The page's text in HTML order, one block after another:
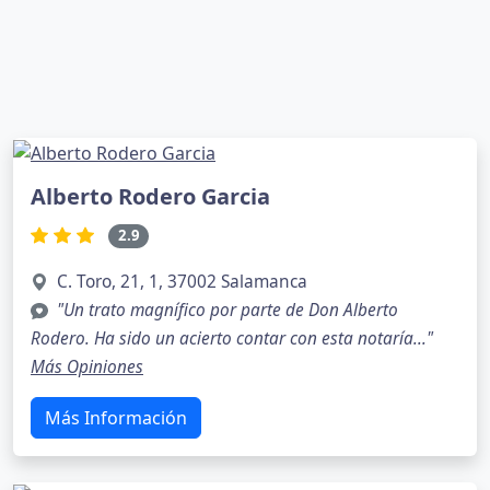
Alberto Rodero Garcia
2.9
C. Toro, 21, 1, 37002 Salamanca
"Un trato magnífico por parte de Don Alberto
Rodero. Ha sido un acierto contar con esta notaría..."
Más Opiniones
Más Información